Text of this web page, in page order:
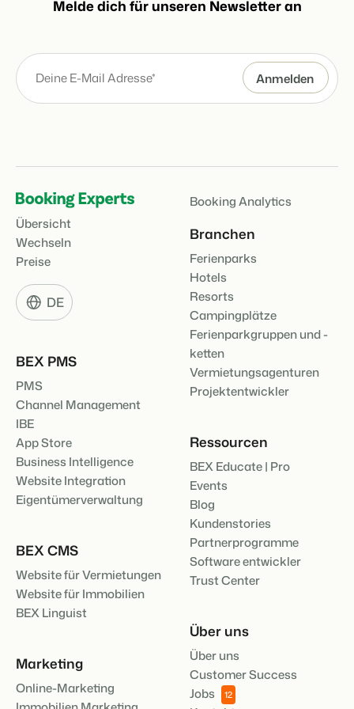
Melde dich für unseren Newsletter an
Übersicht
Wechseln
Preise
DE
BEX PMS
PMS
Channel Management
IBE
App Store
Business Intelligence
Website Integration
Eigentümerverwaltung
BEX CMS
Website für Vermietungen
Website für Immobilien
BEX Linguist
Marketing
Online-Marketing
Booking Analytics
Branchen
Ferienparks
Hotels
Resorts
Campingplätze
Ferienparkgruppen und -
ketten
Vermietungsagenturen
Projektentwickler
Ressourcen
BEX Educate | Pro
Events
Blog
Kundenstories
Partnerprogramme
Software entwickler
Trust Center
Über uns
Über uns
Customer Success
Jobs
12